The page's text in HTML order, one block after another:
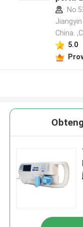
China.
5.0